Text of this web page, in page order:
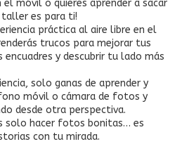
móvil o quieres aprender a sacar
taller es para ti!
práctica al aire libre en el
trucos para mejorar tus
y descubrir tu lado más
solo ganas de aprender y
móvil o cámara de fotos y
desde otra perspectiva.
solo hacer fotos bonitas… es
con tu mirada.